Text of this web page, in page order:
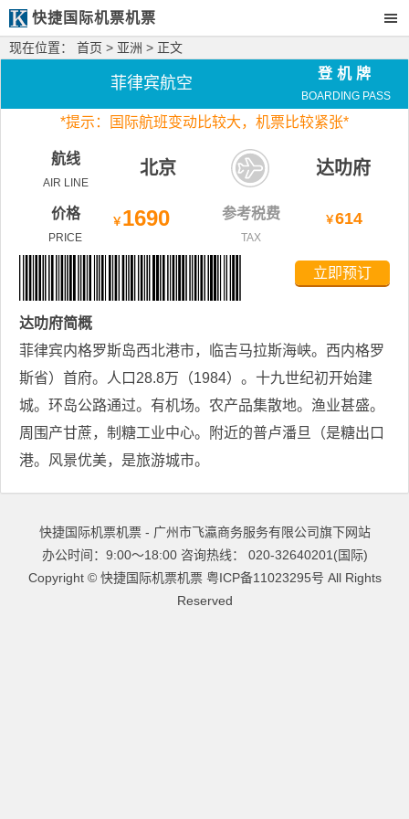
快捷国际机票机票
现在位置： 首页 > 亚洲 > 正文
菲律宾航空
登机牌
BOARDING PASS
*提示：国际航班变动比较大， 机票比较紧张*
航线
AIR LINE
北京 达叻府
价格
PRICE
￥ 1690 参考税费
TAX
￥614
立即预订
达叻府简概
菲律宾内格罗斯岛西北港市，临吉马拉斯海峡。西内格罗
斯省）首府。人口28.8万（1984）。十九世纪初开始建
城。环岛公路通过。有机场。农产品集散地。渔业甚盛。
周围产甘蔗，制糖工业中心。附近的普卢潘旦（是糖出口
港。风景优美，是旅游城市。
快捷国际机票机票 - 广州市飞瀛商务服务有限公司旗下网站
办公时间：9:00～18:00 咨询热线： 020-32640201(国际)
Copyright © 快捷国际机票机票 粤ICP备11023295号 All Rights
Reserved